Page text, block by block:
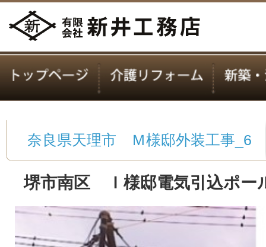
奈良県天理市 Ｍ様邸外装工事_6
堺市南区 Ｉ様邸電気引込ポー